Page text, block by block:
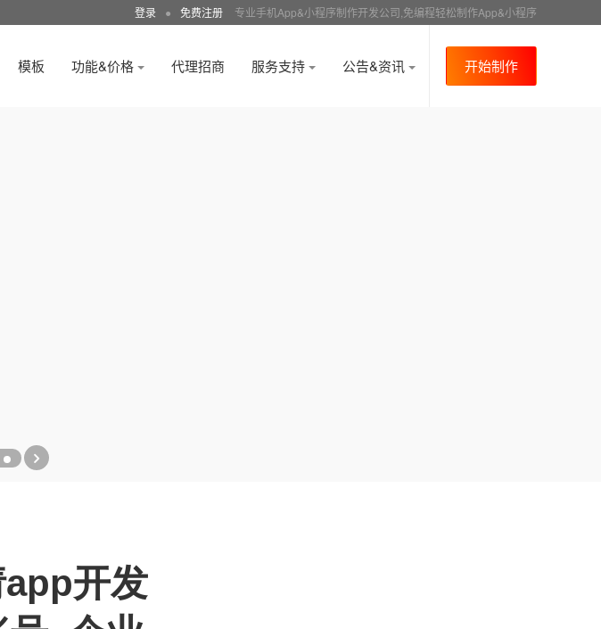
登录 ● 免费注册 专业手机App&小程序制作开发公司,免编程轻松制作App&小程序
模板 功能&价格 代理招商 服务支持 公告&资讯 开始制作
开发